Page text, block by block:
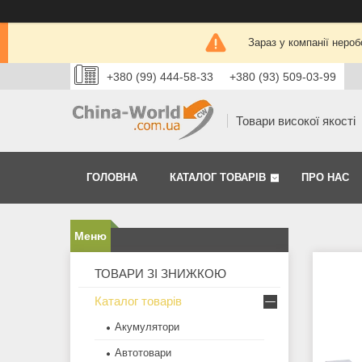
Зараз у компанії
+380 (99) 444-58-33 +380 (93) 509-03-99
Товари високої якості
ГОЛОВНА КАТАЛОГ ТОВАРІВ ПРО НАС
ТОВАРИ ЗІ ЗНИЖКОЮ
Каталог товарів
Акумулятори
Автотовари